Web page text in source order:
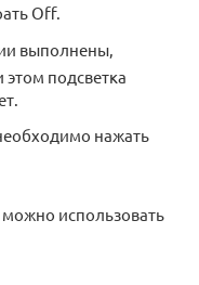
Off.
выполнены,
подсветка
нажать
можно использовать